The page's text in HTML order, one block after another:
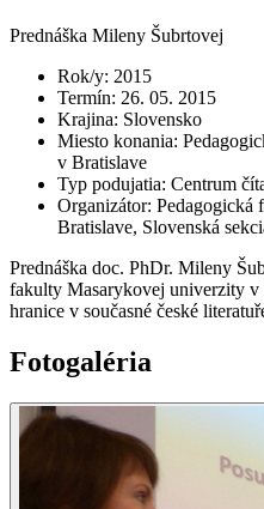
Prednáška Mileny Šubrtovej
Rok/y: 2015
Termín: 26. 05. 2015
Krajina: Slovensko
Miesto konania:
v Bratislave
Typ podujatia: Centrum
Organizátor: Pedagogická
Bratislave, Slovenská
Prednáška doc. PhDr. Mileny
fakulty Masarykovej univerzity v
hranice v současné české
Fotogaléria